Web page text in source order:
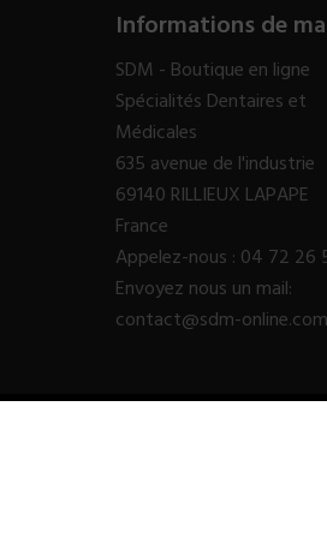
Informations de
SDM - Boutique en ligne
Spécialités Dentaires et
Médicales
635 avenue de l'industrie
69140 RILLIEUX LAPAPE
France
Appelez-nous : 04 72 26
Envoyez nous un mail:
contact@sdm-online.com